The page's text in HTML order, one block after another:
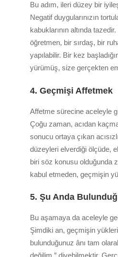
Bu adım, ileri düzey bir
Negatif duygularınızın
kabuklarının altında
öğretmen, bir sırdaş, bir
yapılabilir. Bir kez
yürümüş, size gerçekten
4. Geçmişi Affetmek
Affetme sürecine aceleyle
Çoğu zaman, acıdan
sonucu ortaya çıkan
düzeyleri elverdiği ölçüde,
biri söz konusu olduğunda
kabul etmeden, geçmişin
5. Şu Anda
Bu aşamaya da aceleyle
Şimdiki an, geçmişin
bulunduğunuz ânı tam